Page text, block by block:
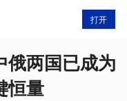
打开
俄两国已成为
恒量